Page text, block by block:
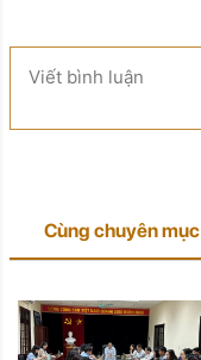
Viết bình luận
Cùng chuyên mục